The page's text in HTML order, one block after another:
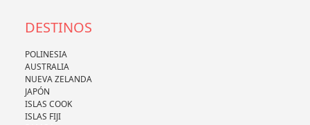
DESTINOS
POLINESIA
AUSTRALIA
NUEVA ZELANDA
JAPÓN
ISLAS COOK
ISLAS FIJI